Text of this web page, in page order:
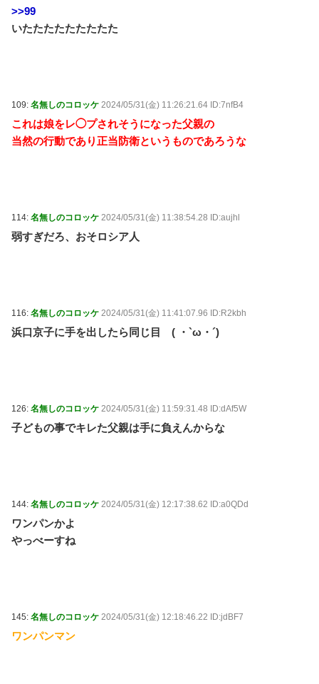
>>99
いたたたたたたたたた
109: 名無しのコロッケ 2024/05/31(金) 11:26:21.64 ID:7nfB4
これは娘をレ◯プされそうになった父親の
当然の行動であり正当防衛というものであろうな
114: 名無しのコロッケ 2024/05/31(金) 11:38:54.28 ID:aujhl
弱すぎだろ、おそロシア人
116: 名無しのコロッケ 2024/05/31(金) 11:41:07.96 ID:R2kbh
浜口京子に手を出したら同じ目 ( ・`ω・´)
126: 名無しのコロッケ 2024/05/31(金) 11:59:31.48 ID:dAf5W
子どもの事でキレた父親は手に負えんからな
144: 名無しのコロッケ 2024/05/31(金) 12:17:38.62 ID:a0QDd
ワンパンかよ
やっべーすね
145: 名無しのコロッケ 2024/05/31(金) 12:18:46.22 ID:jdBF7
ワンパンマン